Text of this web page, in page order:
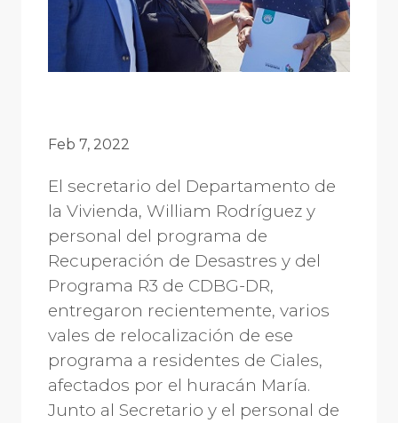
Feb 7, 2022
El secretario del Departamento de
la Vivienda, William Rodríguez y
personal del programa de
Recuperación de Desastres y del
Programa R3 de CDBG-DR,
entregaron recientemente, varios
vales de relocalización de ese
programa a residentes de Ciales,
afectados por el huracán María.
Junto al Secretario y el personal de